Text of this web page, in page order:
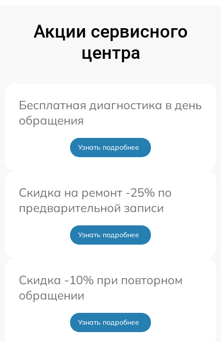
Акции сервисного
центра
Бесплатная диагностика в день
обращения
Узнать подробнее
Скидка на ремонт -25% по
предварительной записи
Узнать подробнее
Скидка -10% при повторном
обращении
Узнать подробнее